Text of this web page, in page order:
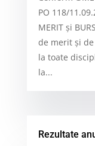
PO 118/
MERIT și
de merit și
la toate
la...
Rezultate